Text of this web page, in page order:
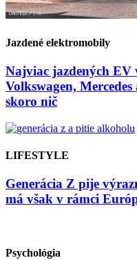
Jazdené elektromobily
Najviac jazdených EV
Volkswagen,
skoro nič
LIFESTYLE
Generácia Z pije
má však v rámci
Psychológia